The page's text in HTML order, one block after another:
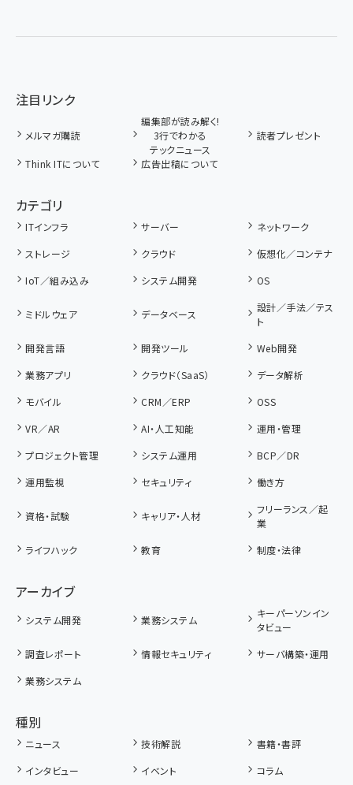
注目リンク
メルマガ購読
編集部が読み解く!
3行でわかる
テックニュース
読者プレゼント
Think ITについて 広告出稿について
カテゴリ
ITインフラ サーバー
ネットワーク
ストレージ
クラウド
仮想化／コンテナ
IoT／組み込み
システム開発 OS
ミドルウェア データベース
設計／手法／テス
ト
開発言語
開発ツール
Web開発
業務アプリ
クラウド（SaaS）
データ解析
モバイル
CRM／ERP
OSS
VR／AR
AI・人工知能
運用・管理
プロジェクト管理
システム運用
BCP／DR
運用監視
セキュリティ 働き方
資格・試験 キャリア・人材
フリーランス／起
業
ライフハック
教育 制度・法律
アーカイブ
システム開発 業務システム
キーパーソンイン
タビュー
調査レポート
情報セキュリティ
サーバ構築・運用
業務システム
種別
ニュース 技術解説
書籍・書評
インタビュー
イベント
コラム